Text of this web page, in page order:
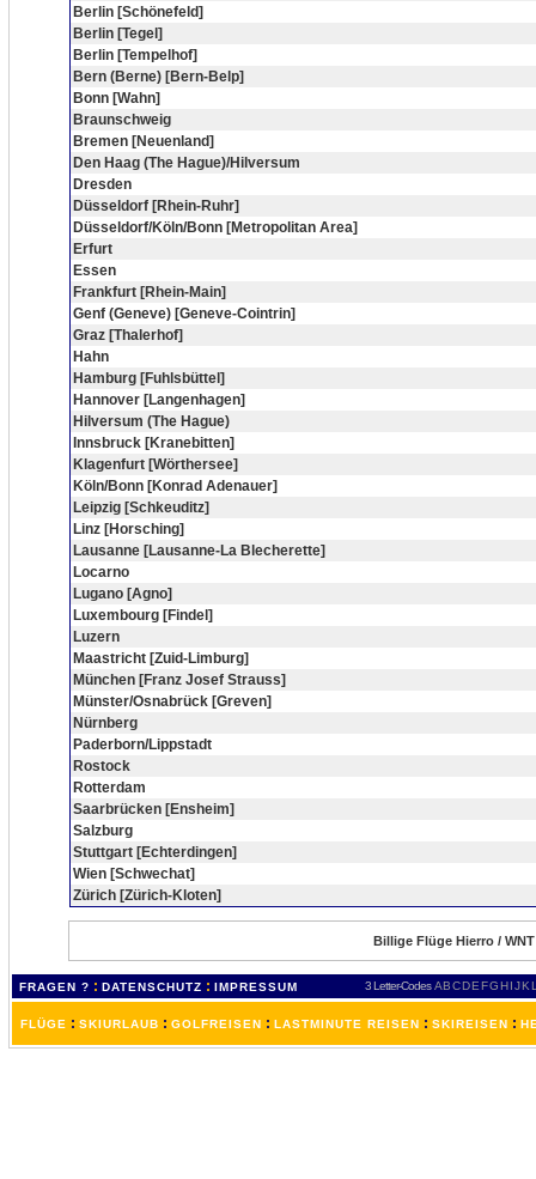
Berlin [Schönefeld]
Berlin [Tegel]
Berlin [Tempelhof]
Bern (Berne) [Bern-Belp]
Bonn [Wahn]
Braunschweig
Bremen [Neuenland]
Den Haag (The Hague)/Hilversum
Dresden
Düsseldorf [Rhein-Ruhr]
Düsseldorf/Köln/Bonn [Metropolitan Area]
Erfurt
Essen
Frankfurt [Rhein-Main]
Genf (Geneve) [Geneve-Cointrin]
Graz [Thalerhof]
Hahn
Hamburg [Fuhlsbüttel]
Hannover [Langenhagen]
Hilversum (The Hague)
Innsbruck [Kranebitten]
Klagenfurt [Wörthersee]
Köln/Bonn [Konrad Adenauer]
Leipzig [Schkeuditz]
Linz [Horsching]
Lausanne [Lausanne-La Blecherette]
Locarno
Lugano [Agno]
Luxembourg [Findel]
Luzern
Maastricht [Zuid-Limburg]
München [Franz Josef Strauss]
Münster/Osnabrück [Greven]
Nürnberg
Paderborn/Lippstadt
Rostock
Rotterdam
Saarbrücken [Ensheim]
Salzburg
Stuttgart [Echterdingen]
Wien [Schwechat]
Zürich [Zürich-Kloten]
Billige Flüge Hierro /
FRAGEN ? : DATENSCHUTZ : IMPRESSUM 3 Letter-Codes ABCDEFGH IJKL
FLÜGE : SKIURLAUB : GOLFREISEN : LASTMINUTE REISEN : SKIREISEN :